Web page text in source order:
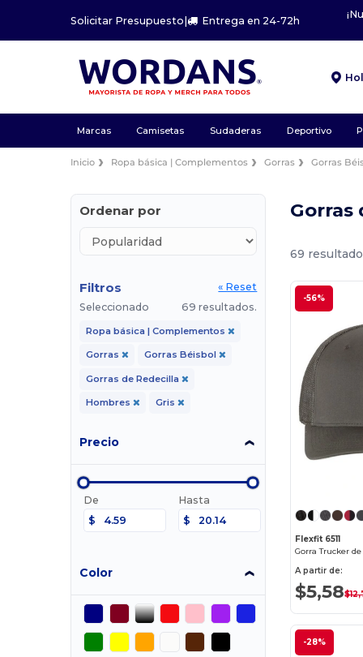
Solicitar Presupuesto| Entrega en 24-72h
Marcas Camisetas Sudaderas Deportivo
Inicio Ropa básica | Complementos Gorras Gorras
Ordenar por
Filtros
« Reset
Seleccionado
69 resultados.
Ropa básica | Complementos
Gorras Gorras Béisbol
Gorras de Redecilla
Hombres Gris
Precio
De
$
Hasta
$
Color
Gorras
69
-56%
Flexfit 6511
A partir de:
$5,58
-28%